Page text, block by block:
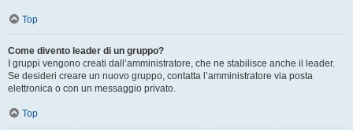
Top
Come divento leader di un gruppo?
I gruppi vengono creati dall’amministratore, che ne stabilisce anche il leader.
Se desideri creare un nuovo gruppo, contatta l’amministratore via posta
elettronica o con un messaggio privato.
Top